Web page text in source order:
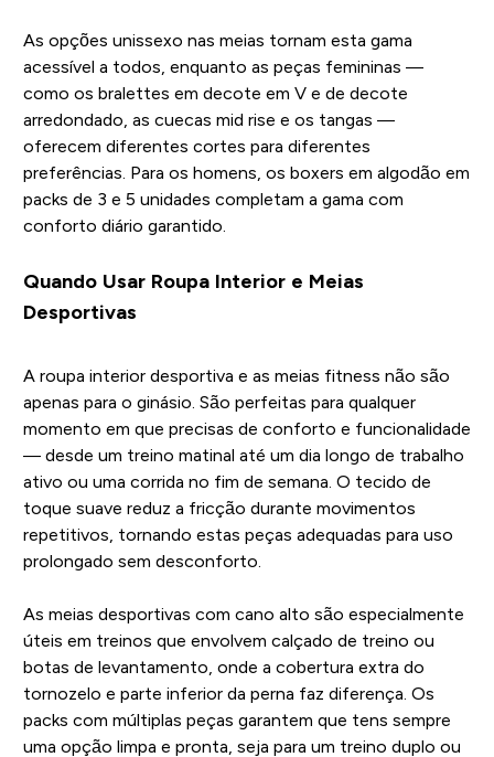
As opções unissexo nas meias tornam esta gama
acessível a todos, enquanto as peças femininas —
como os bralettes em decote em V e de decote
arredondado, as cuecas mid rise e os tangas —
oferecem diferentes cortes para diferentes
preferências. Para os homens, os boxers em algodão em
packs de 3 e 5 unidades completam a gama com
conforto diário garantido.
Quando Usar Roupa Interior e Meias
Desportivas
A roupa interior desportiva e as meias fitness não são
apenas para o ginásio. São perfeitas para qualquer
momento em que precisas de conforto e funcionalidade
— desde um treino matinal até um dia longo de trabalho
ativo ou uma corrida no fim de semana. O tecido de
toque suave reduz a fricção durante movimentos
repetitivos, tornando estas peças adequadas para uso
prolongado sem desconforto.
As meias desportivas com cano alto são especialmente
úteis em treinos que envolvem calçado de treino ou
botas de levantamento, onde a cobertura extra do
tornozelo e parte inferior da perna faz diferença. Os
packs com múltiplas peças garantem que tens sempre
uma opção limpa e pronta, seja para um treino duplo ou